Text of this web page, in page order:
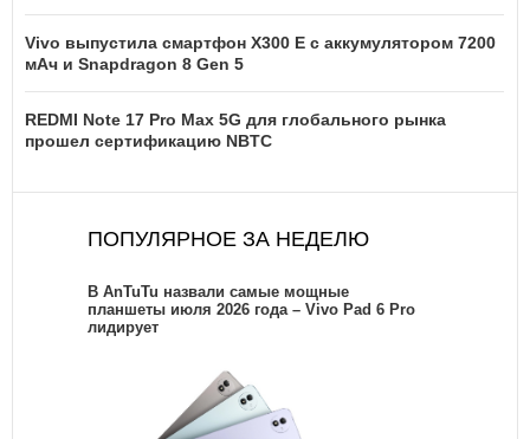
Vivo выпустила смартфон X300 E с аккумулятором 7200
мАч и Snapdragon 8 Gen 5
REDMI Note 17 Pro Max 5G для глобального рынка
прошел сертификацию NBTC
ПОПУЛЯРНОЕ ЗА НЕДЕЛЮ
В AnTuTu назвали самые мощные
планшеты июля 2026 года – Vivo Pad 6 Pro
лидирует